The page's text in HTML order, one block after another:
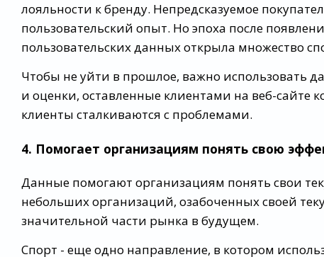
лояльности к бренду. Непредсказуемое
пользовательский опыт. Но эпоха после
пользовательских данных открыла множество
Чтобы не уйти в прошлое, важно использовать
и оценки, оставленные клиентами на веб-сайте
клиенты сталкиваются с проблемами.
4. Помогает организациям понять свою
Данные помогают организациям понять свои
небольших организаций, озабоченных своей
значительной части рынка в будущем.
Спорт - еще одно направление, в котором